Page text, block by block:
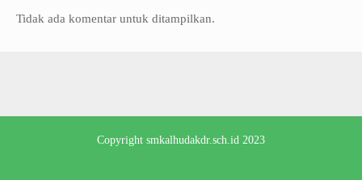
Tidak ada komentar untuk ditampilkan.
Copyright smkalhudakdr.sch.id 2023